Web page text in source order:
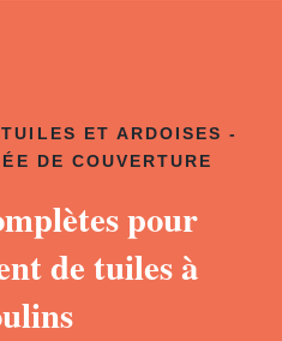
ET ARDOISES -
DE COUVERTURE
pour
de tuiles à